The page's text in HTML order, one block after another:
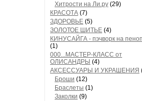
Хитрости на Ли.ру (29)
КРАСОТА (7)
ЗДОРОВЬЕ (5)
ЗОЛОТОЕ ШИТЬЕ (4)
КИНУСАЙГА - пэчворк на
(1)
000...МАСТЕР-КЛАСС от
ОЛИСАНДРЫ (4)
АКСЕССУАРЫ И УКРАШЕНИЯ
Броши (12)
Браслеты (1)
Заколки (9)